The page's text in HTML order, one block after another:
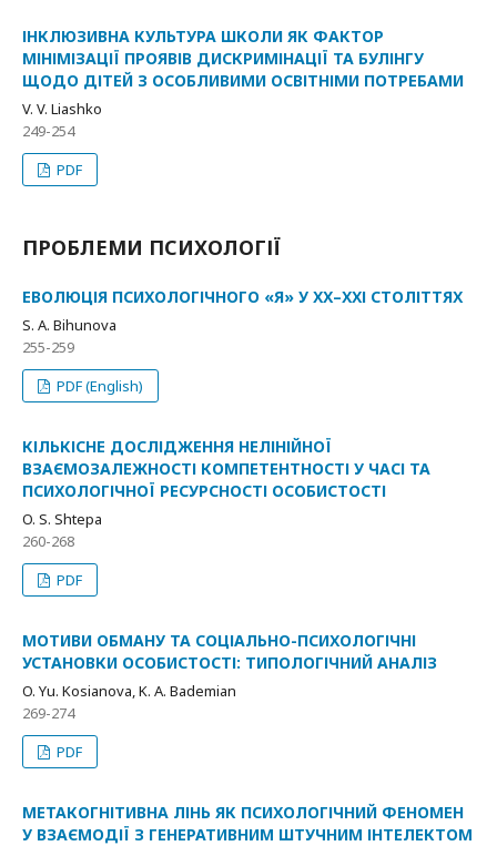
ІНКЛЮЗИВНА КУЛЬТУРА ШКОЛИ ЯК ФАКТОР
МІНІМІЗАЦІЇ ПРОЯВІВ ДИСКРИМІНАЦІЇ ТА БУЛІНГУ
ЩОДО ДІТЕЙ З ОСОБЛИВИМИ ОСВІТНІМИ ПОТРЕБАМИ
V. V. Liashko
249-254
PDF
ПРОБЛЕМИ ПСИХОЛОГІЇ
ЕВОЛЮЦІЯ ПСИХОЛОГІЧНОГО «Я» У ХХ–ХХІ СТОЛІТТЯХ
S. А. Bihunova
255-259
PDF (English)
КІЛЬКІСНЕ ДОСЛІДЖЕННЯ НЕЛІНІЙНОЇ
ВЗАЄМОЗАЛЕЖНОСТІ КОМПЕТЕНТНОСТІ У ЧАСІ ТА
ПСИХОЛОГІЧНОЇ РЕСУРСНОСТІ ОСОБИСТОСТІ
O. S. Shtepa
260-268
PDF
МОТИВИ ОБМАНУ ТА СОЦІАЛЬНО-ПСИХОЛОГІЧНІ
УСТАНОВКИ ОСОБИСТОСТІ: ТИПОЛОГІЧНИЙ АНАЛІЗ
O. Yu. Kosianova, K. A. Bademian
269-274
PDF
МЕТАКОГНІТИВНА ЛІНЬ ЯК ПСИХОЛОГІЧНИЙ ФЕНОМЕН
У ВЗАЄМОДІЇ З ГЕНЕРАТИВНИМ ШТУЧНИМ ІНТЕЛЕКТОМ